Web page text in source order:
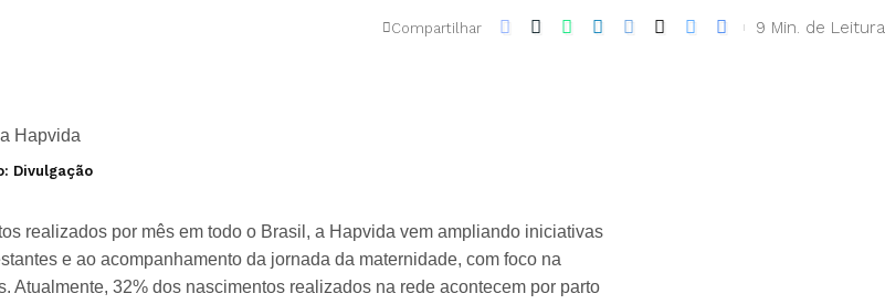
Compartilhar 9 Min. de Leitura
Divulgação
realizados por mês em todo o Brasil, a Hapvida vem ampliando iniciativas
e ao acompanhamento da jornada da maternidade, com foco na
Atualmente, 32% dos nascimentos realizados na rede acontecem por parto